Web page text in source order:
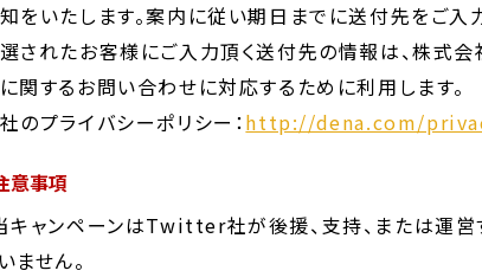
をいたします。案内に従い期日までに送付先をご入
されたお客様にご入力頂く送付先の情報は、株式会
関するお問い合わせに対応するために利用します。
のプライバシーポリシー：http://dena.com/
意事項
キャンペーンはTwitter社が後援、支持、または運
ません。